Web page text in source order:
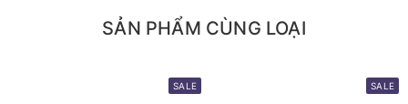
SẢN PHẨM CÙNG LOẠI
SALE SALE